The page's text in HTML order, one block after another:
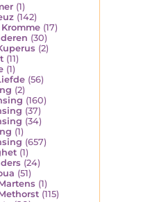
(1)
(142)
(17)
(30)
(2)
(11)
(1)
(56)
(2)
(160)
(37)
(34)
(1)
(657)
(1)
(24)
(51)
(1)
(115)